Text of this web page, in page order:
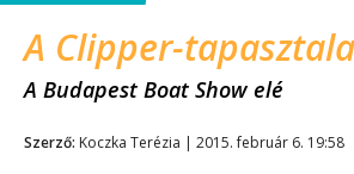
A Clipper-
A Budapest Boat Show elé
Szerző: Koczka Terézia | 2015. február 6. 19:58